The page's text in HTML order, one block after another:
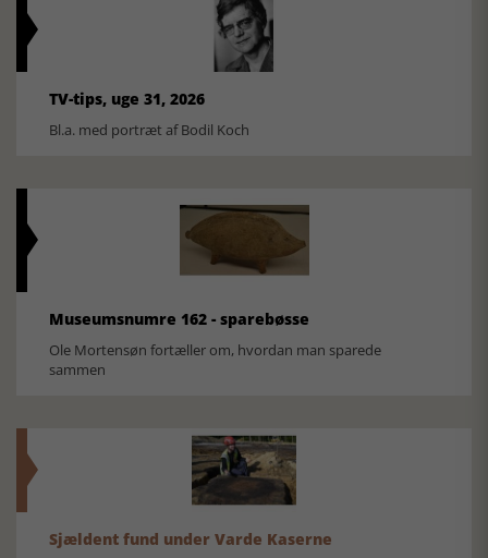
TV-tips, uge 31, 2026
Bl.a. med portræt af Bodil Koch
Museumsnumre 162 - sparebøsse
Ole Mortensøn fortæller om, hvordan man sparede
sammen
Sjældent fund under Varde Kaserne